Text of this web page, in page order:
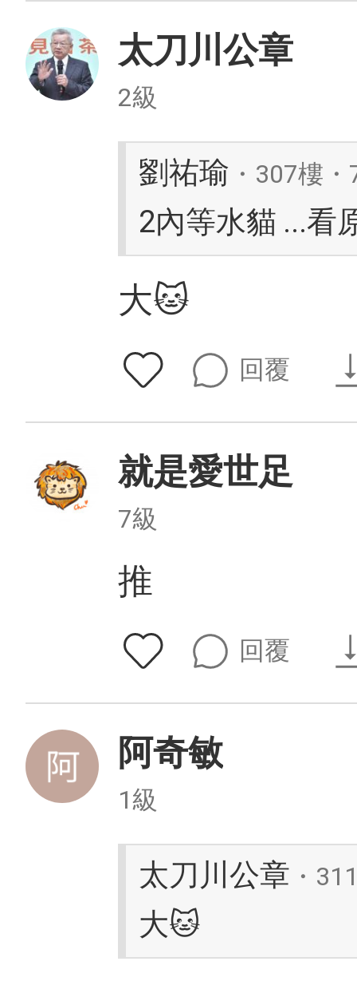
太刀川公章
2級
劉祐瑜 ・307樓
2內等水貓 ...看
大🐱
回覆
就是愛世足
7級
推
回覆
阿奇敏
1級
太刀川公章 ・
大🐱